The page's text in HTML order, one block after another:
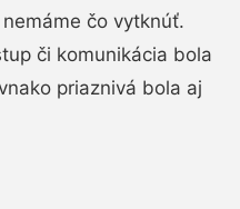
čo vytknúť.
či komunikácia bola
priaznivá bola aj